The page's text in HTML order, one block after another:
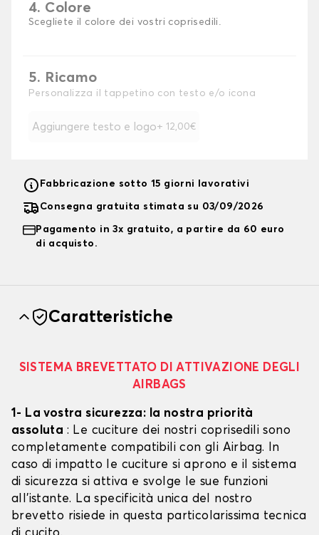
4. Colore
Scegliete il colore dei vostri coprisedili.
5. Ricamo
Personalizza il tappetino con testo e/o icona
Aggiungere testo e logo + 12,00€
Fabbricazione sotto 15 giorni lavorativi
Consegna gratuita stimata su 03/09/2026
Pagamento in 3x gratuito, a partire da 60 euro
di acquisto.
Caratteristiche
SISTEMA BREVETTATO DI ATTIVAZIONE DEGLI
AIRBAGS
1- La vostra sicurezza: la nostra priorità
assoluta : Le cuciture dei nostri coprisedili sono
completamente compatibili con gli Airbag. In
caso di impatto le cuciture si aprono e il sistema
di sicurezza si attiva e svolge le sue funzioni
all'istante. La specificità unica del nostro
brevetto risiede in questa particolarissima tecnica